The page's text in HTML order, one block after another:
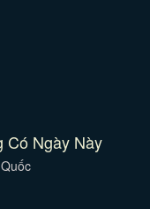
Có Ngày Này